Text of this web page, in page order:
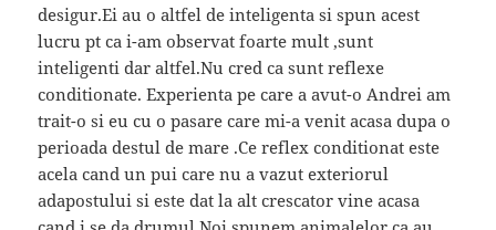
desigur.Ei au o altfel de inteligenta si spun acest
lucru pt ca i-am observat foarte mult ,sunt
inteligenti dar altfel.Nu cred ca sunt reflexe
conditionate. Experienta pe care a avut-o Andrei am
trait-o si eu cu o pasare care mi-a venit acasa dupa o
perioada destul de mare .Ce reflex conditionat este
acela cand un pui care nu a vazut exteriorul
adapostului si este dat la alt crescator vine acasa